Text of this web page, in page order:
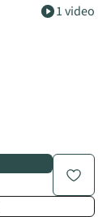
1 video